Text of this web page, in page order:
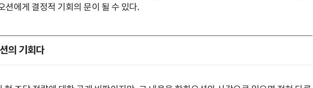
션에게 결정적 기회의 문이 될 수 있다.
의 기회다